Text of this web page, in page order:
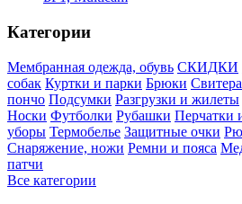
Категории
Мембранная одежда, обувь СКИДКИ
собак Куртки и парки Брюки
пончо Подсумки Разгрузки и жилеты
Носки Футболки Рубашки Перчатки
уборы Термобелье Защитные очки
Снаряжение, ножи Ремни и пояса
патчи
Все категории